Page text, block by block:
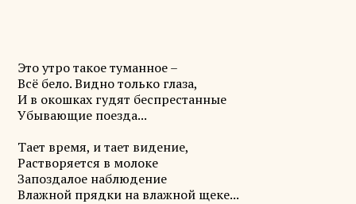
Это утро такое туманное –
Всё бело. Видно только глаза,
И в окошках гудят беспрестанные
Убывающие поезда...
Тает время, и тает видение,
Растворяется в молоке
Запоздалое наблюдение
Влажной прядки на влажной щеке...